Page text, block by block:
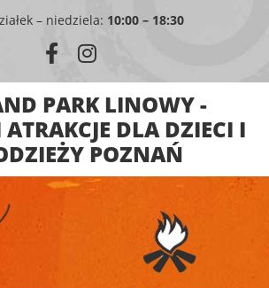
– niedziela: 10:00 – 18:30
PARK LINOWY -
DLA DZIECI I
POZNAŃ